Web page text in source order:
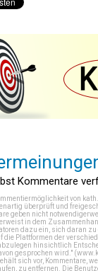
Kommentare
von
überprüft und
geben nicht
in dem
dazu ein, sich daran
die Plattformen der
hinsichtlich
gesprochen wird." (
sich vor, Kommentare,
zu entfernen. Die